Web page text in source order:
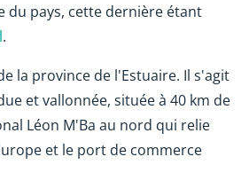
du pays, cette dernière étant
.
la province de l'Estuaire. Il s'agit
et vallonnée, située à 40 km de
Léon M'Ba au nord qui relie
et le port de commerce